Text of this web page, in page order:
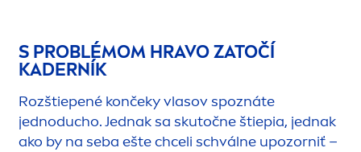
S PROBLÉMOM HRAVO ZATOČÍ
KADERNÍK
Rozštiepené končeky vlasov spoznáte
jednoducho. Jednak sa skutočne štiepia, jednak
ako by na seba ešte chceli schválne upozorniť –